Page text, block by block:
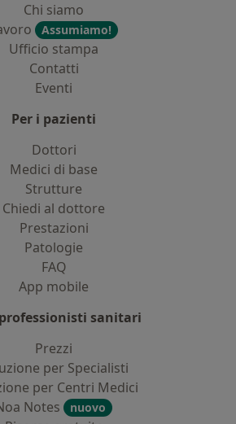
Chi siamo
Assumiamo!
Ufficio stampa
Contatti
Eventi
Per i pazienti
Dottori
Medici di base
Strutture
Chiedi al dottore
Prestazioni
Patologie
FAQ
App mobile
sanitari
Prezzi
per Specialisti
per Centri Medici
Notes
nuovo